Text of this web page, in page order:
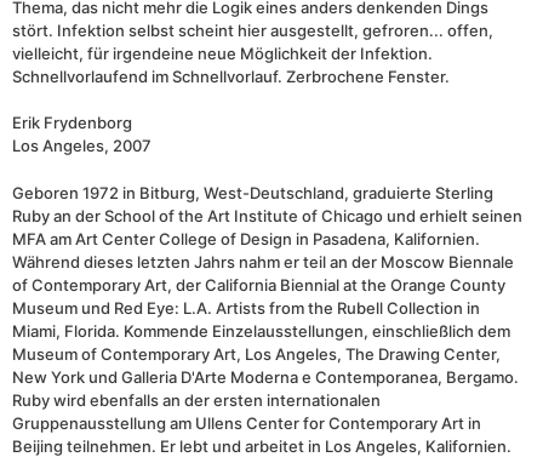
Thema, das nicht mehr die Logik eines anders denkenden Dings
stört. Infektion selbst scheint hier ausgestellt, gefroren... offen,
vielleicht, für irgendeine neue Möglichkeit der Infektion.
Schnellvorlaufend im Schnellvorlauf. Zerbrochene Fenster.
Erik Frydenborg
Los Angeles, 2007
Geboren 1972 in Bitburg, West-Deutschland, graduierte Sterling
Ruby an der School of the Art Institute of Chicago und erhielt seinen
MFA am Art Center College of Design in Pasadena, Kalifornien.
Während dieses letzten Jahrs nahm er teil an der Moscow Biennale
of Contemporary Art, der California Biennial at the Orange County
Museum und Red Eye: L.A. Artists from the Rubell Collection in
Miami, Florida. Kommende Einzelausstellungen, einschließlich dem
Museum of Contemporary Art, Los Angeles, The Drawing Center,
New York und Galleria D'Arte Moderna e Contemporanea, Bergamo.
Ruby wird ebenfalls an der ersten internationalen
Gruppenausstellung am Ullens Center for Contemporary Art in
Beijing teilnehmen. Er lebt und arbeitet in Los Angeles, Kalifornien.